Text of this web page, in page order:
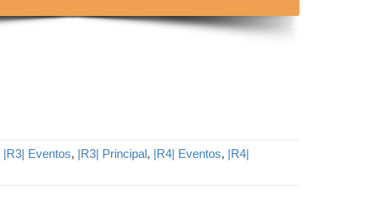
|R3| Eventos, |R3| Principal, |R4| Eventos, |R4|